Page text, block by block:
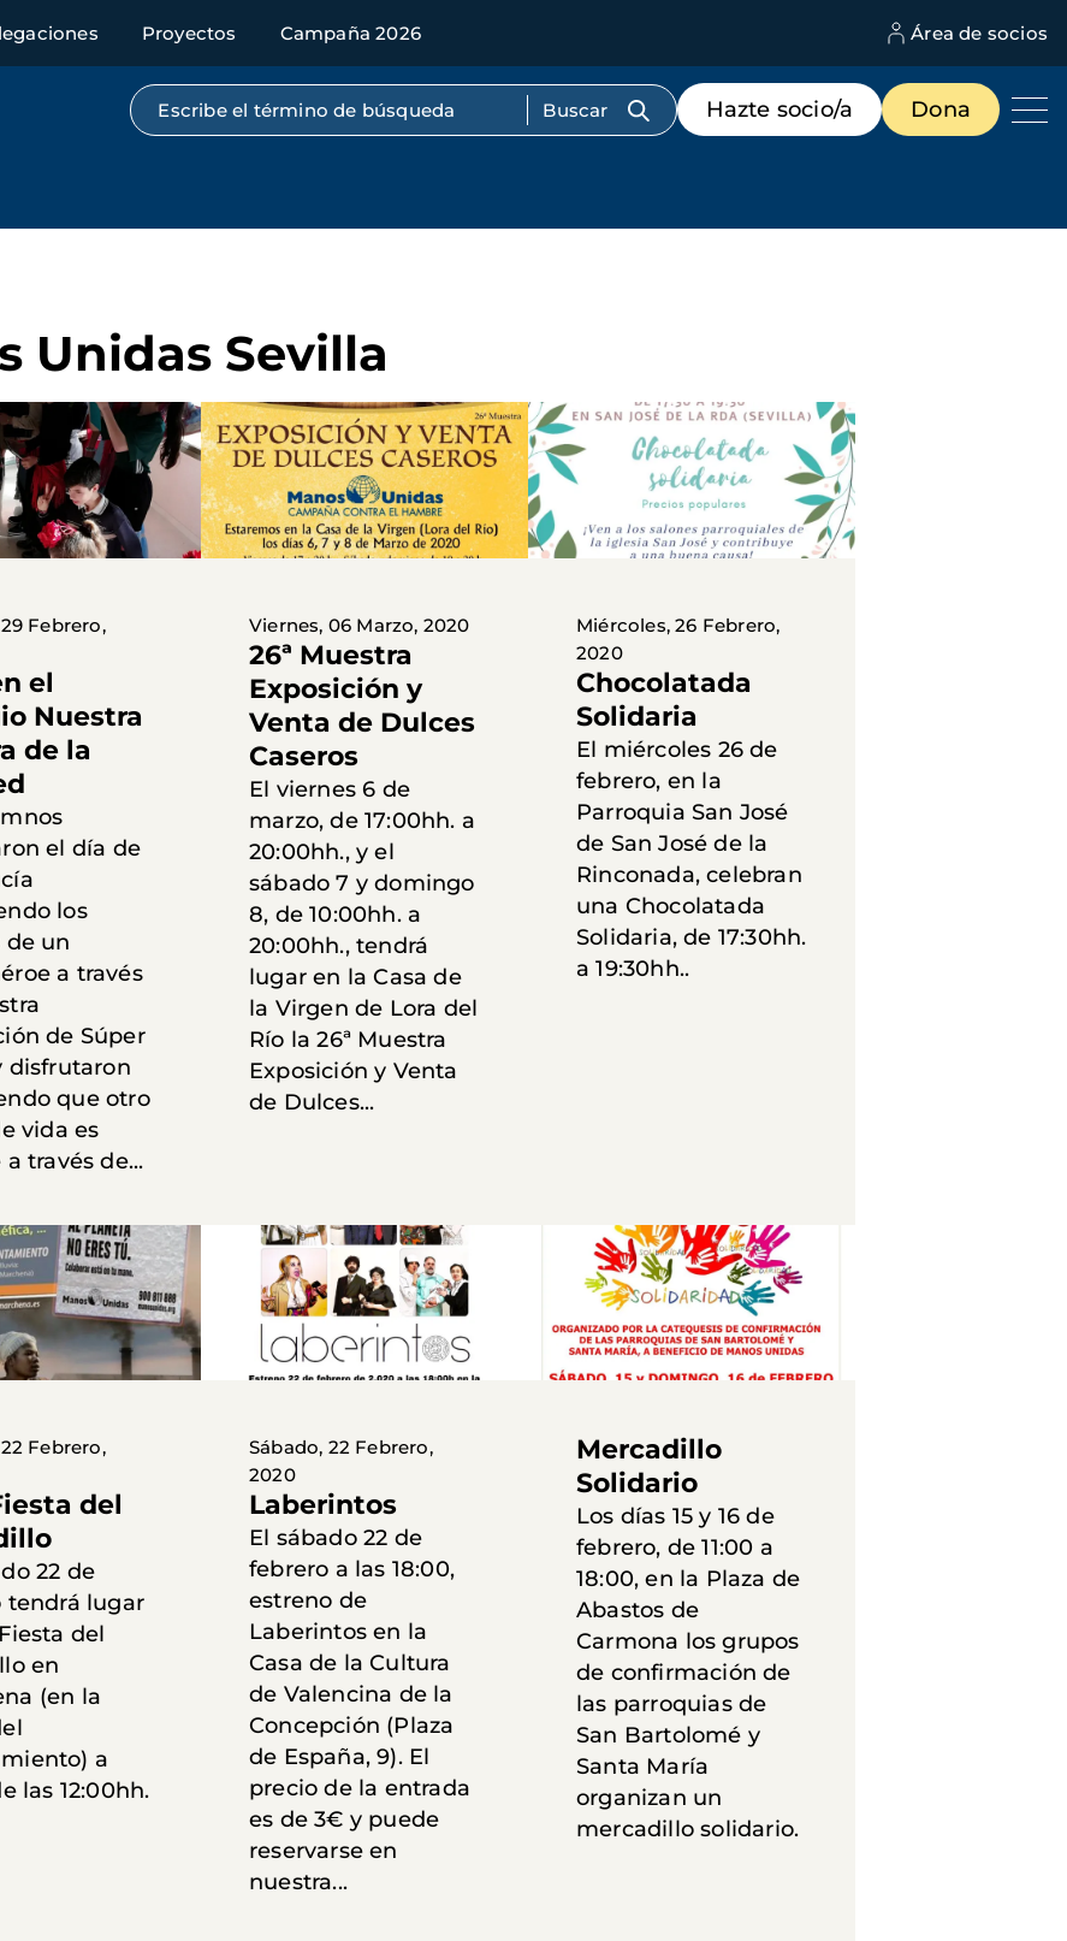
Proyectos Campaña 2026 Área de socios
Búsqueda por texto completo
Menú
de
destacados
Hazte socio/a Dona
Unidas Sevilla
Febrero,
el
Nuestra
de la
el día de
los
de un
a través
de Súper
disfrutaron
que otro
vida es
través de...
Viernes, 06 Marzo, 2020
26ª Muestra
Exposición y
Venta de Dulces
Caseros
El viernes 6 de
marzo, de 17:00hh. a
20:00hh., y el
sábado 7 y domingo
8, de 10:00hh. a
20:00hh., tendrá
lugar en la Casa de
la Virgen de Lora del
Río la 26ª Muestra
Exposición y Venta
de Dulces...
Miércoles, 26 Febrero,
2020
Chocolatada
Solidaria
El miércoles 26 de
febrero, en la
Parroquia San José
de San José de la
Rinconada, celebran
una Chocolatada
Solidaria, de 17:30hh.
a 19:30hh..
Febrero,
del
22 de
tendrá lugar
del
en
(en la
a
las 12:00hh.
Sábado, 22 Febrero,
2020
Laberintos
El sábado 22 de
febrero a las 18:00,
estreno de
Laberintos en la
Casa de la Cultura
de Valencina de la
Concepción (Plaza
de España, 9). El
precio de la entrada
es de 3€ y puede
reservarse en
nuestra...
Mercadillo
Solidario
Los días 15 y 16 de
febrero, de 11:00 a
18:00, en la Plaza de
Abastos de
Carmona los grupos
de confirmación de
las parroquias de
San Bartolomé y
Santa María
organizan un
mercadillo solidario.